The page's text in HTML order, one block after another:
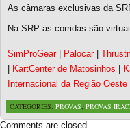
As câmaras exclusivas da
Na SRP as corridas são
SimProGear| Palocar|
KartCenter de Matosinhos
Internacional da Região Oeste
CATEGORIES: PROVAS, PROVAS
Comments are closed.